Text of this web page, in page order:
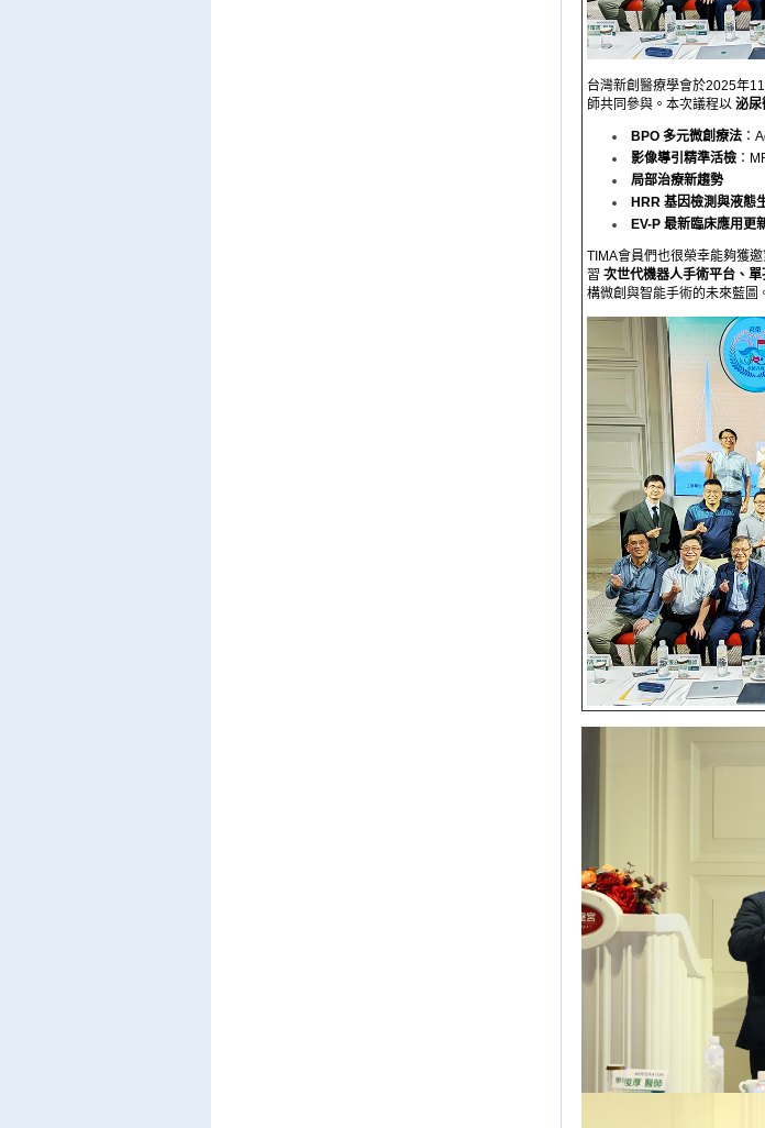
台灣新創醫療學會於2025年
師共同參與。本次議程以 泌尿
BPO 多元微創療法 ：
影像導引精準活檢 ：
局部治療新趨勢
HRR 基因檢測與液態
EV-P 最新臨床應用更
TIMA會員們也很榮幸能夠獲
習 次世代機器人手術平台、
構微創與智能手術的未來藍圖